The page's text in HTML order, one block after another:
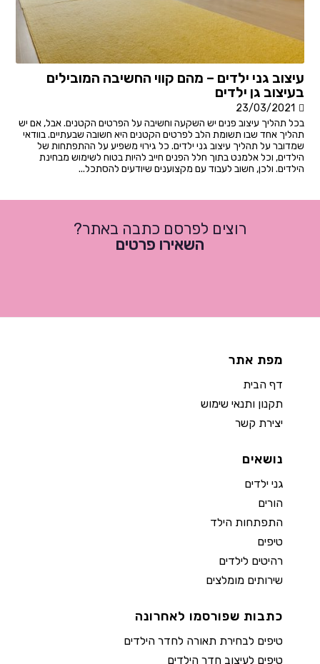
עיצוב גני ילדים – מהם קווי החשיבה המובילים
בעיצוב גן ילדים
23/03/2021
בכל תהליך עיצוב פנים יש השקעה וחשיבה על הפרטים הקטנים. אבל, אם יש
תהליך אחד שבו תשומת הלב לפרטים הקטנים היא חשובה שבעתיים. בוודאי
שמדובר על תהליך עיצוב גני ילדים. כל גירוי משפיע על ההתפתחות של
הילדים, וכל אלמנט בתוך חלל הפנים חייב להיות בטוח לשימוש מבחינת
הילדים. ולכן, חשוב לעבוד עם מקצוענים שיודעים להסתכל...
רוצים לפרסם כתבה באתר?
השאירו פרטים
מפת אתר
דף הבית
תקנון ותנאי שימוש
יצירת קשר
נושאים
גני ילדים
הורים
התפתחות הילד
טיפים
רהיטים לילדים
שירותים מומלצים
כתבות שפורסמו לאחרונה
טיפים לבחירת תאורה לחדר הילדים
טיפים לעיצוב חדר הילדים